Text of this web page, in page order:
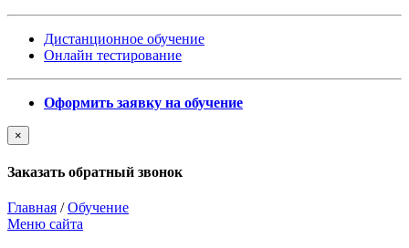
Дистанционное обучение
Онлайн тестирование
Оформить заявку на обучение
×
Заказать обратный звонок
Главная /Обучение
Меню сайта